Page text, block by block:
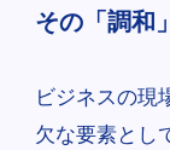
その「調和
ビジネスの現
欠な要素とし